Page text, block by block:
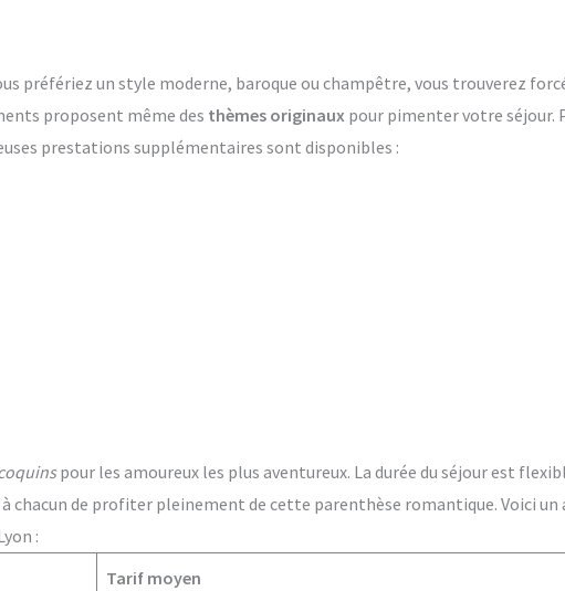
préfériez un style moderne, baroque ou champêtre, vous trouverez
proposent même des thèmes originaux pour pimenter votre séjour.
prestations supplémentaires sont disponibles :
pour les amoureux les plus aventureux. La durée du séjour est
de profiter pleinement de cette parenthèse romantique. Voici un
:
Tarif moyen